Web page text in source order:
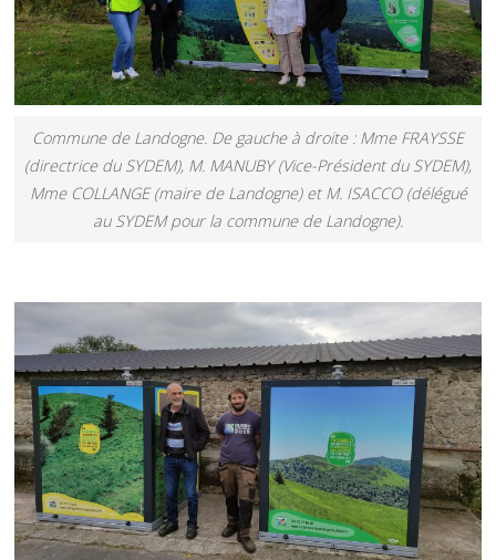
Commune de Landogne. De gauche à droite : Mme FRAYSSE
(directrice du SYDEM), M. MANUBY (Vice-Président du SYDEM),
Mme COLLANGE (maire de Landogne) et M. ISACCO (délégué
au SYDEM pour la commune de Landogne).